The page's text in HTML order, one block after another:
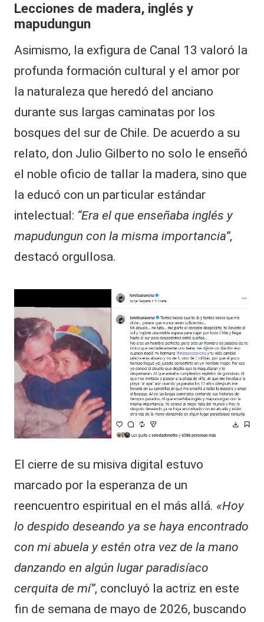
Lecciones de madera, inglés y
mapudungun
Asimismo, la exfigura de Canal 13 valoró la
profunda formación cultural y el amor por
la naturaleza que heredó del anciano
durante sus largas caminatas por los
bosques del sur de Chile. De acuerdo a su
relato, don Julio Gilberto no solo le enseñó
el noble oficio de tallar la madera, sino que
la educó con un particular estándar
intelectual: “Era el que enseñaba inglés y
mapudungun con la misma importancia”,
destacó orgullosa.
El cierre de su misiva digital estuvo
marcado por la esperanza de un
reencuentro espiritual en el más allá. «Hoy
lo despido deseando ya se haya encontrado
con mi abuela y estén otra vez de la mano
danzando en algún lugar paradisíaco
cerquita de mí”, concluyó la actriz en este
fin de semana de mayo de 2026, buscando